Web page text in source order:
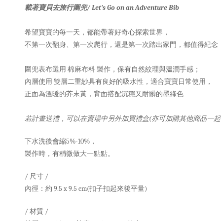
載著寶貝去旅行圍兜/ Let's Go on an Adventure Bib
希望寶寶的每一天，都能帶著好奇心探索世界，
不第一次翻身、第一次爬行，還是第一次踏出家門，都值得紀念
圍兜表布選用 棉麻布料 製作，保有自然紋理與溫潤手感；
內層使用 雙層二重紗具有良好的吸水性，適合寶寶日常使用，
正面為溫暖的芥末黃，背面搭配沉穩又耐髒的墨綠色
若計畫送禮，可以在賣場中另外加買禮盒(亦可加購其他商品一起
下水洗後會縮5%-10%，
製作時，有稍微做大一點點。
/ 尺寸 /
內徑：約 9.5 x 9.5 cm(扣子扣起來後平量)
/ 材質 /